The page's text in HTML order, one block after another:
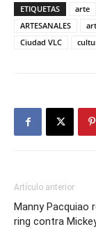
ETIQUETAS arte
ARTESANALES
Ciudad VLC
Artículo anterior
Manny Pacquiao
ring contra